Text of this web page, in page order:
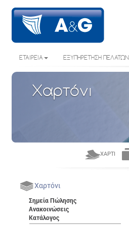
ΕΤΑΙΡΕΙΑ ΕΞΥΠΗΡΕΤΗΣΗ ΠΕΛΑΤΩΝ
Χαρτόνι
ΧΑΡΤΊ
Χαρτόνι
Σημεία Πώλησης
Ανακοινώσεις
Κατάλογος